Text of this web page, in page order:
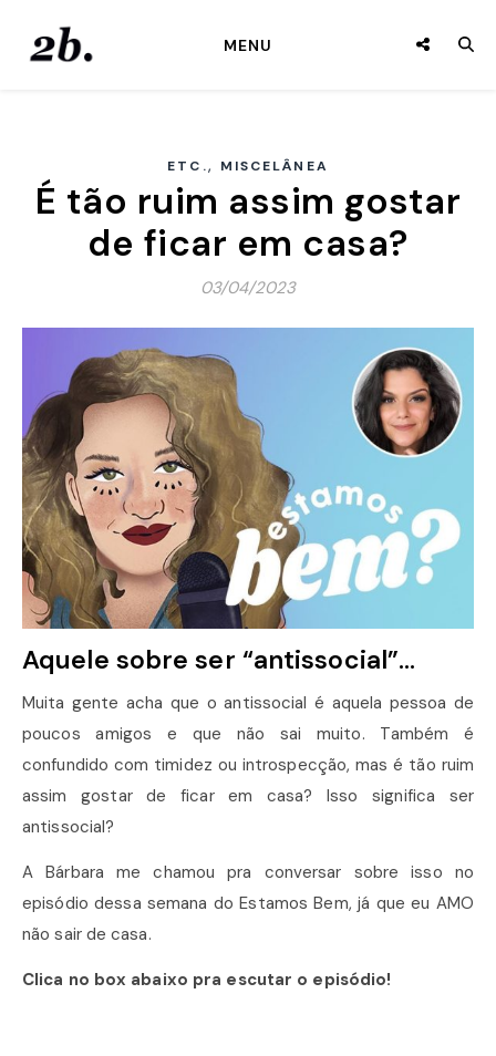
MENU
ETC., MISCELÂNEA
É tão ruim assim gostar
de ficar em casa?
03/04/2023
Aquele sobre ser “antissocial”…
Muita gente acha que o antissocial é aquela pessoa de
poucos amigos e que não sai muito. Também é
confundido com timidez ou introspecção, mas é tão ruim
assim gostar de ficar em casa? Isso significa ser
antissocial?
A Bárbara me chamou pra conversar sobre isso no
episódio dessa semana do Estamos Bem, já que eu AMO
não sair de casa.
Clica no box abaixo pra escutar o episódio!